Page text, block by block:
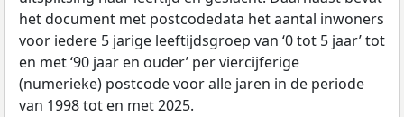
het document met postcodedata het aantal inwoners
voor iedere 5 jarige leeftijdsgroep van ‘0 tot 5 jaar’ tot
en met ‘90 jaar en ouder’ per viercijferige
(numerieke) postcode voor alle jaren in de periode
van 1998 tot en met 2025.